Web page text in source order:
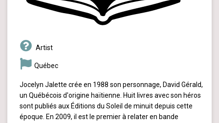
Artist
Québec
Jocelyn Jalette crée en 1988 son personnage, David Gérald,
un Québécois d'origine haïtienne. Huit livres avec son héros
sont publiés aux Éditions du Soleil de minuit depuis cette
époque. En 2009, il est le premier à relater en bande